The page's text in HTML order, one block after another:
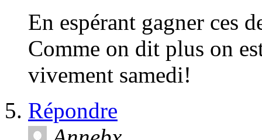
En espérant gagner ces
Comme on dit plus on
vivement samedi!
Répondre